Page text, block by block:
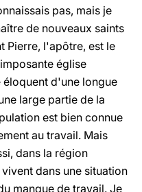
pas, mais je
de nouveaux saints
Pierre, l'apôtre, est le
église
d'une longue
large partie de la
est bien connue
au travail. Mais
dans la région
dans une situation
manque de travail. Je